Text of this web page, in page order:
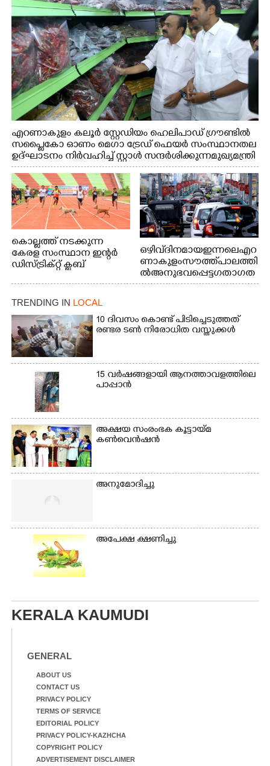
എറണാകുളം കലൂർ സ്റ്റേഡിയം ഹെലിപാഡ് ഗ്രൗണ്ടിൽ
സപ്ളൈകോ ഓണം മെഗാ ട്രേഡ് ഫെയർ സംസ്ഥാനതല
ഉദ്ഘാടനം നിർവഹിച്ച് സ്റ്റാൾ സന്ദർശിക്കുന്ന മുഖ്യമന്ത്രി
വി.ഡി. സതീശൻ. മന്ത്രി അനൂപ് ജേക്കബ് സമീപം
കൊല്ലത്ത് നടക്കുന്ന
കേരള സംസ്ഥാന ഇന്റർ
ഡിസ്ട്രിക്റ്റ് ക്ലബ്
20 ആൺകുട്ടികളുടെ 200
മത്സരത്തിനിടെ സിന്തറ്റിക്
ട്രാക്കിന് കുറുകെ ഓടുന്ന
നായകൾ.
ഒഴിവ് ദിനമായ ഇന്നലെ എറ
ണാകുളം സൗത്ത് പാലത്തി
ൽ അനുഭവപ്പെട്ട ഗതാഗത
ക്കുരുക്ക്
TRENDING IN LOCAL
10 ദിവസം കൊണ്ട് പിടിച്ചെടുത്തത്
രണ്ടര ടൺ നിരോധിത വസ്തുക്കൾ
15 വർഷങ്ങളായി ആനത്താവളത്തിലെ
പാപ്പാൻ
അക്ഷയ സംരംഭക കൂട്ടായ്മ
കൺവെൻഷൻ
അനുമോദിച്ചു
അപേക്ഷ ക്ഷണിച്ചു
KERALA KAUMUDI
GENERAL
ABOUT US
CONTACT US
PRIVACY POLICY
TERMS OF SERVICE
EDITORIAL POLICY
PRIVACY POLICY-KAZHCHA
COPYRIGHT POLICY
ADVERTISEMENT DISCLAIMER